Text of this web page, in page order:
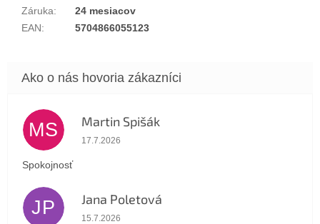
Záruka:
24 mesiacov
EAN: 5704866055123
MS Martin Spišák
Hodnotenie obchodu je 5 z 5 hviezdičiek.
17.7.2026
Spokojnosť
JP Jana Poletová
Hodnotenie obchodu je 5 z 5 hviezdičiek.
15.7.2026